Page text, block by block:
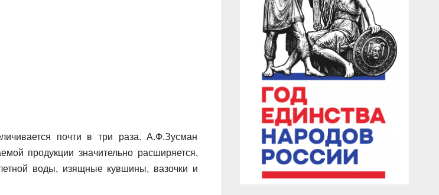
почти в три раза. А.Ф.Зусман
продукции значительно расширяется,
воды, изящные кувшины, вазочки и